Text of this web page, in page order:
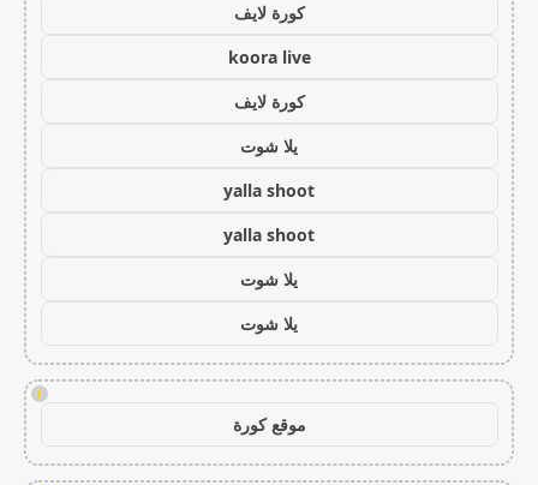
كورة لايف
koora live
كورة لايف
يلا شوت
yalla shoot
yalla shoot
يلا شوت
يلا شوت
!
موقع كورة